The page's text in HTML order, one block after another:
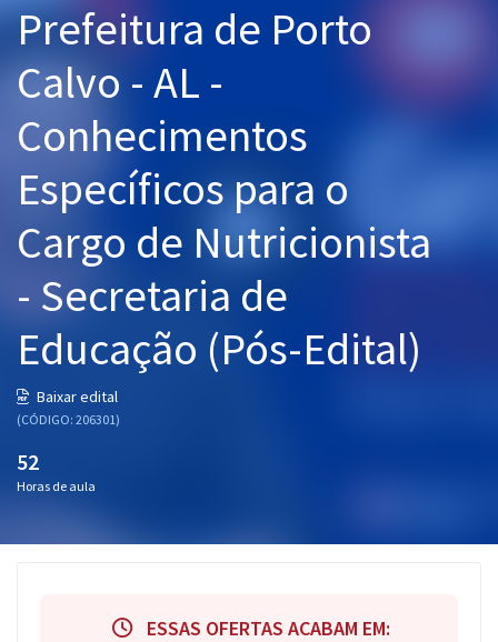
Cursos 20% OFF
Pós
Graduação
OAB
Questões grátis
Conteúdo gratuito
Aprovados
Prefeitura de Porto
Calvo - AL -
Conhecimentos
Específicos para o
Cargo de Nutricionista
- Secretaria de
Educação (Pós-Edital)
Baixar edital
(CÓDIGO: 206301)
52
Horas de aula
ESSAS OFERTAS ACABAM EM: